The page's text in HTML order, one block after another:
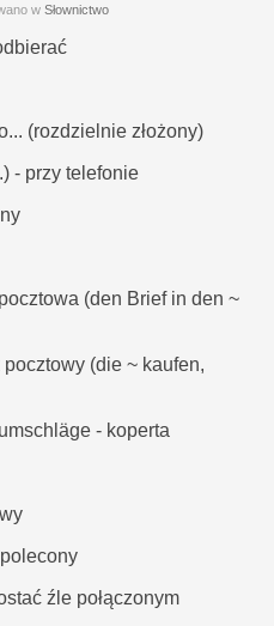
w Słownictwo
(rozdzielnie złożony)
- przy telefonie
(den Brief in den ~
(die ~ kaufen,
- koperta
źle połączonym